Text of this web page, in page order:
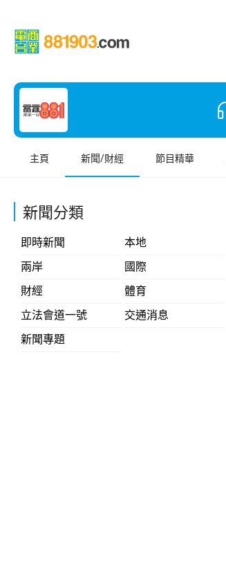
主頁 新聞/財經 節目精華
新聞分類
即時新聞
本地
兩岸
國際
財經
體育
立法會道一號
交通消息
新聞專題